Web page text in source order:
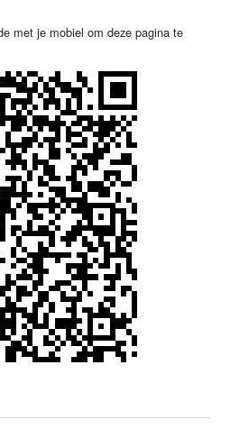
met je mobiel om deze pagina te